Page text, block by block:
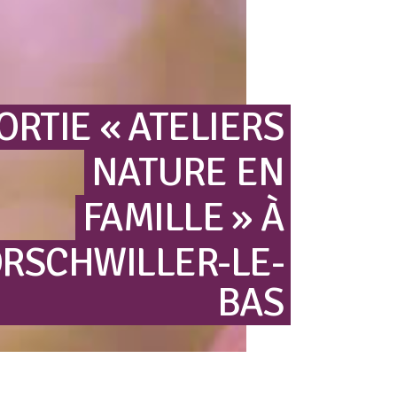
« ATELIERS
NATURE EN
FAMILLE » À
LE-
BAS